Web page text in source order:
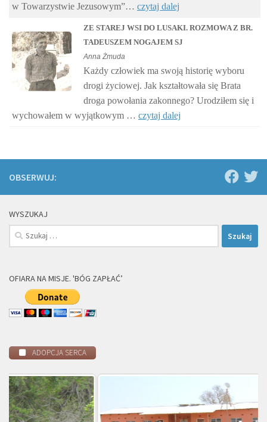
w Towarzystwie Jezusowym”… czytaj dalej
ZE STAREJ WSI DO LUSAKI. ROZMOWA Z BR.
TADEUSZEM NOGAJEM SJ
Anna Żmuda
Każdy człowiek ma swoją historię wyboru
drogi życiowej. Jak kształtowała się Brata
droga powołania zakonnego? Urodziłem się i
wychowałem w wyjątkowym … czytaj dalej
OBSERWUJ:
WYSZUKAJ
Szukaj:
OFIARA NA MISJE. 'BÓG ZAPŁAĆ’
ADOPCJA SERCA